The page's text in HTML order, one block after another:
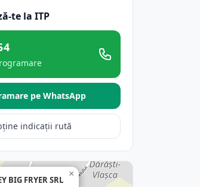
te la ITP
pe WhatsApp
indicații rută
BIG FRYER SRL
×